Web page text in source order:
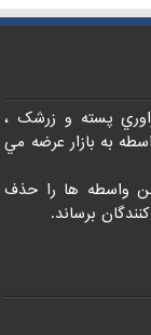
پسته و زرشک ،
به بازار عرضه مي
واسطه ها را حذف
برساند.